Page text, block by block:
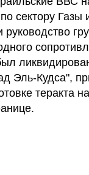
сектору Газы
Эль-Кудса",
теракта